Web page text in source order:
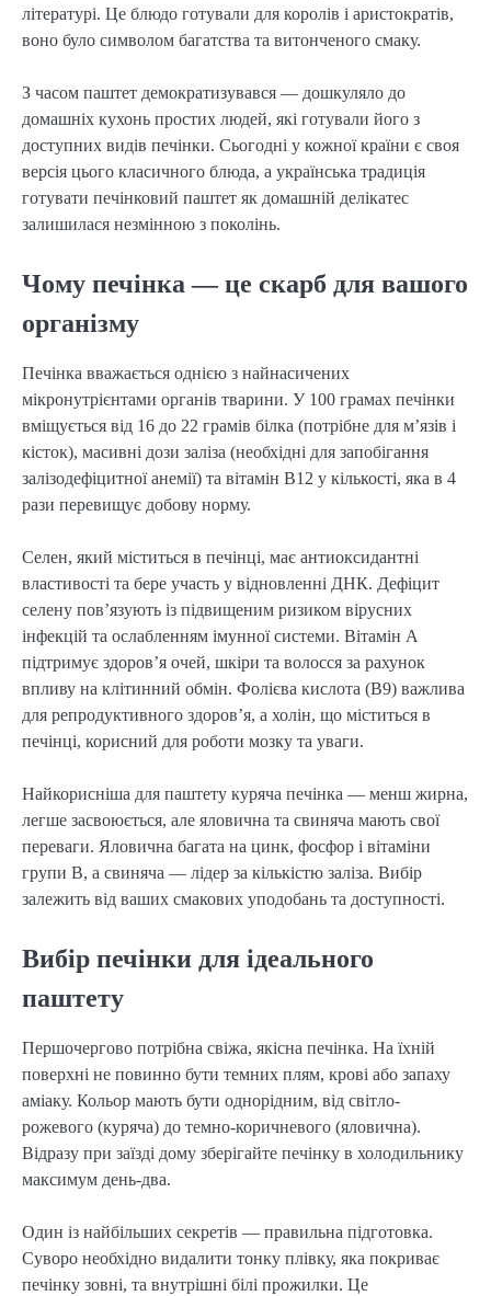
літературі. Це блюдо готували для королів і аристократів,
воно було символом багатства та витонченого смаку.
З часом паштет демократизувався — дошкуляло до
домашніх кухонь простих людей, які готували його з
доступних видів печінки. Сьогодні у кожної країни є своя
версія цього класичного блюда, а українська традиція
готувати печінковий паштет як домашній делікатес
залишилася незмінною з поколінь.
Чому печінка — це скарб для вашого
організму
Печінка вважається однією з найнасичених
мікронутрієнтами органів тварини. У 100 грамах печінки
вміщується від 16 до 22 грамів білка (потрібне для м’язів і
кісток), масивні дози заліза (необхідні для запобігання
залізодефіцитної анемії) та вітамін B12 у кількості, яка в 4
рази перевищує добову норму.
Селен, який міститься в печінці, має антиоксидантні
властивості та бере участь у відновленні ДНК. Дефіцит
селену пов’язують із підвищеним ризиком вірусних
інфекцій та ослабленням імунної системи. Вітамін А
підтримує здоров’я очей, шкіри та волосся за рахунок
впливу на клітинний обмін. Фолієва кислота (B9) важлива
для репродуктивного здоров’я, а холін, що міститься в
печінці, корисний для роботи мозку та уваги.
Найкорисніша для паштету куряча печінка — менш жирна,
легше засвоюється, але яловична та свиняча мають свої
переваги. Яловична багата на цинк, фосфор і вітаміни
групи B, а свиняча — лідер за кількістю заліза. Вибір
залежить від ваших смакових уподобань та доступності.
Вибір печінки для ідеального
паштету
Першочергово потрібна свіжа, якісна печінка. На їхній
поверхні не повинно бути темних плям, крові або запаху
аміаку. Кольор мають бути однорідним, від світло-
рожевого (куряча) до темно-коричневого (яловична).
Відразу при заїзді дому зберігайте печінку в холодильнику
максимум день-два.
Один із найбільших секретів — правильна підготовка.
Суворо необхідно видалити тонку плівку, яка покриває
печінку зовні, та внутрішні білі прожилки. Це